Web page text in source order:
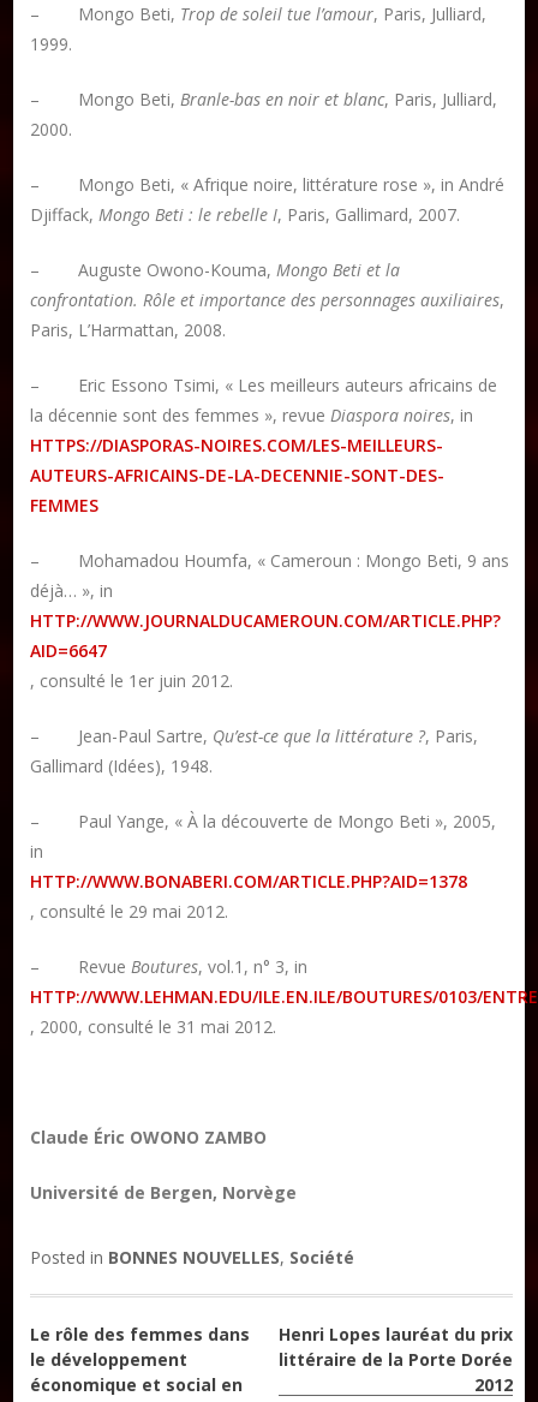
– Mongo Beti, Trop de soleil tue l’amour, Paris, Julliard,
1999.
– Mongo Beti, Branle-bas en noir et blanc, Paris, Julliard,
2000.
– Mongo Beti, « Afrique noire, littérature rose », in André
Djiffack, Mongo Beti : le rebelle I, Paris, Gallimard, 2007.
– Auguste Owono-Kouma, Mongo Beti et la
confrontation. Rôle et importance des personnages auxiliaires,
Paris, L’Harmattan, 2008.
– Eric Essono Tsimi, « Les meilleurs auteurs africains de
la décennie sont des femmes », revue Diaspora noires, in
HTTPS://DIASPORAS-NOIRES.COM/LES-MEILLEURS-
AUTEURS-AFRICAINS-DE-LA-DECENNIE-SONT-DES-
FEMMES
– Mohamadou Houmfa, « Cameroun : Mongo Beti, 9 ans
déjà… », in
HTTP://WWW.JOURNALDUCAMEROUN.COM/ARTICLE.PHP?
AID=6647
, consulté le 1er juin 2012.
– Jean-Paul Sartre, Qu’est-ce que la littérature ?, Paris,
Gallimard (Idées), 1948.
– Paul Yange, « À la découverte de Mongo Beti », 2005,
in
HTTP://WWW.BONABERI.COM/ARTICLE.PHP?AID=1378
, consulté le 29 mai 2012.
– Revue Boutures, vol.1, n° 3, in
HTTP://WWW.LEHMAN.EDU/ILE.EN.ILE/BOUTURES/0103/
, 2000, consulté le 31 mai 2012.
Claude Éric OWONO ZAMBO
Université de Bergen, Norvège
Posted in BONNES NOUVELLES, Société
Navigation
de
Le rôle des femmes dans
le développement
économique et social en
Henri Lopes lauréat du prix
littéraire de la Porte Dorée
2012